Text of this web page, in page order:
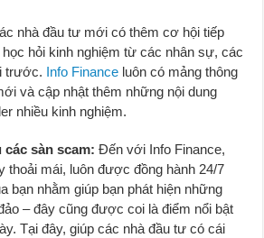
nhà đầu tư mới có thêm cơ hội tiếp
hỏi kinh nghiệm từ các nhân sự, các
trước. Info Finance luôn có mảng thông
và cập nhật thêm những nội dung
nhiều kinh nghiệm.
sàn scam: Đến với Info Finance,
thoải mái, luôn được đồng hành 24/7
bạn nhằm giúp bạn phát hiện những
– đây cũng được coi là điểm nổi bật
Tại đây, giúp các nhà đầu tư có cái